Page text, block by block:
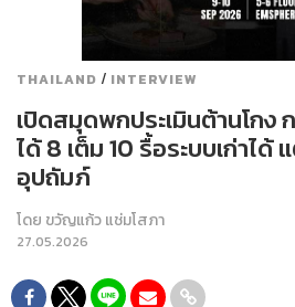
THAILAND / INTERVIEW
เปิดสมุดพกประเมินต้านโกง
ได้ 8 เต็ม 10 รื้อระบบเก่าไ
อุปถัมภ์
โดย ขวัญแก้ว แช่มโสภา
27.05.2026